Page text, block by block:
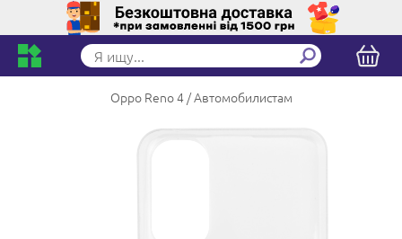
Oppo Reno 4 Автомобилистам